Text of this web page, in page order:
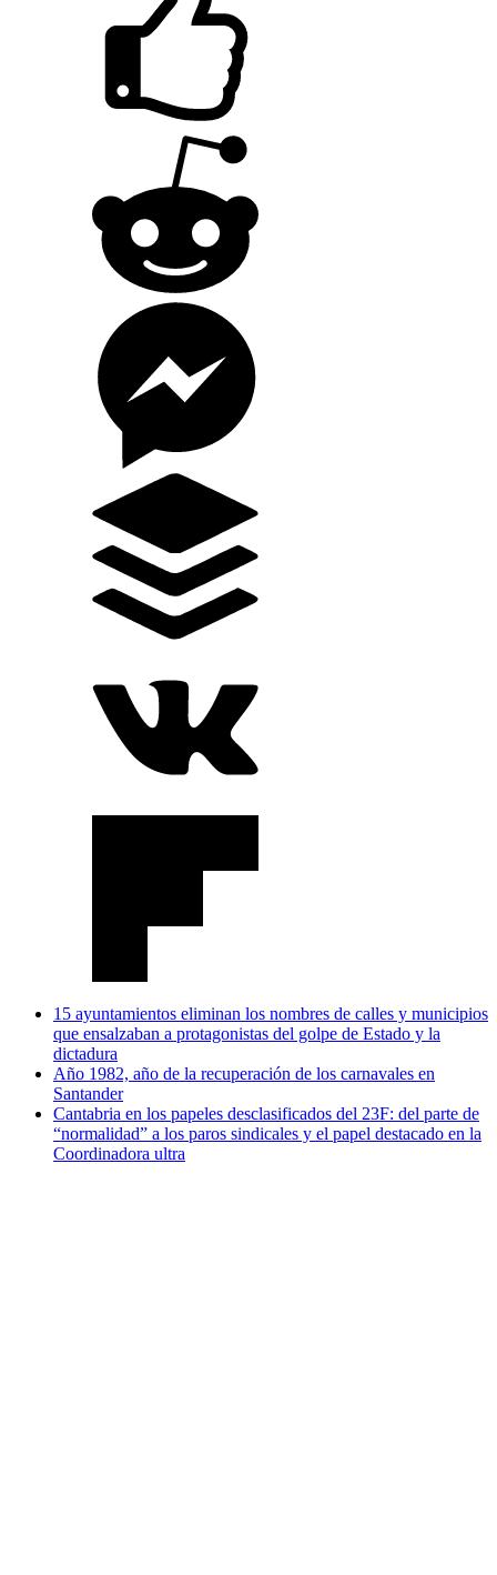
15 ayuntamientos eliminan los nombres de calles y municipios
que ensalzaban a protagonistas del golpe de Estado y la
dictadura
Año 1982, año de la recuperación de los carnavales en
Santander
Cantabria en los papeles desclasificados del 23F: del parte de
“normalidad” a los paros sindicales y el papel destacado en la
Coordinadora ultra